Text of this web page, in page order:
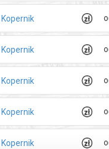
studenckiej lub
bez zdjęcia –
do zniżki),
oraz dokumentu ze
tym jednego dorosłego